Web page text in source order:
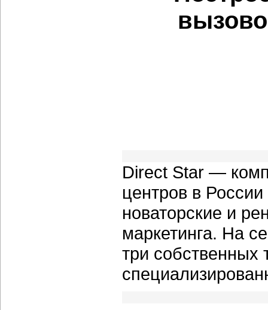
Direct Star —
центров в
новаторские и
маркетинга. На
три